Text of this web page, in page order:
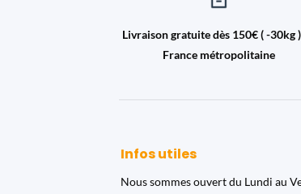
Livraison gratuite dès 150€ ( -30kg
France métropolitaine
Infos utiles
Nous sommes ouvert du Lundi au